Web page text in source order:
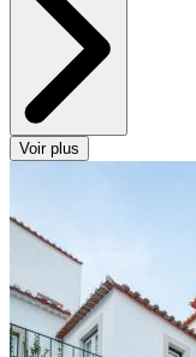
Voir plus